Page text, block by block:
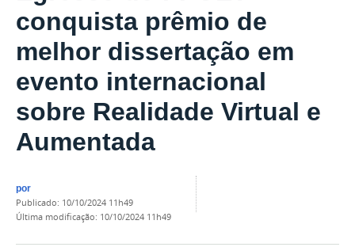
conquista prêmio de
melhor dissertação em
evento internacional
sobre Realidade Virtual e
Aumentada
por
publicado: 10/10/2024 11h49
última modificação: 10/10/2024 11h49